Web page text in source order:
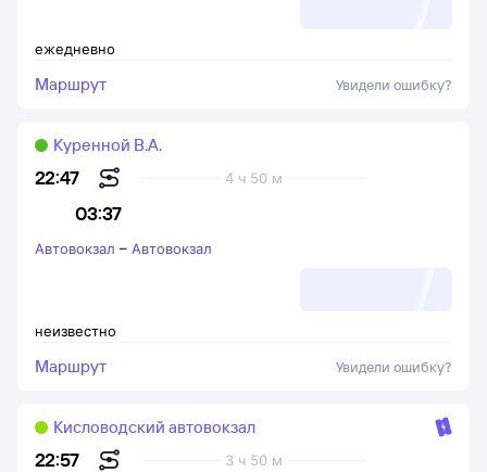
ежедневно
Маршрут Увидели ошибку?
22:47
03:37
4 ч 50 м
Куренной В.А.
неизвестно
Автовокзал – Автовокзал
Маршрут Увидели ошибку?
22:57
3 ч 50 м
Кисловодский автовокзал